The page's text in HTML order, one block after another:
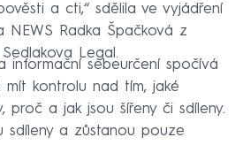
a cti,“ sdělila ve vyjádření
NEWS Radka Špačková z
Legal.
informační sebeurčení spočívá
kontrolu nad tím, jaké
proč a jak jsou šířeny či sdíleny.
sdíleny a zůstanou pouze